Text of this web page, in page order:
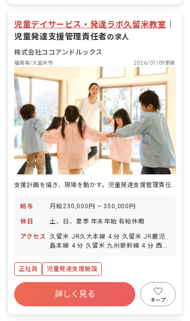
児童デイサービス・発達ラボ久留米教室
児童発達支援管理責任者の求人
株式会社ココアンドルックス
福岡県/久留米市 2026/07/09更新
支援計画を描き、現場を動かす。児童発達支援管理責任者として全体を見渡す仕事です。
給与 月給230,000円 ~ 350,000円
休日 土、日、夏季 年末年始 有給休暇
アクセス
久留米 JR久大本線 4 分 久留米 JR鹿児
島本線 4 分 久留米 九州新幹線 4 分 西鉄
鉄天神大牟田線 21 分
正社員 児童発達支援施設
詳しく見る
キープ